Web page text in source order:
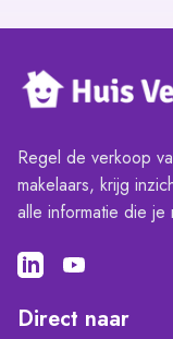
Regel de verkoop
makelaars, krijg
alle informatie die je
Direct naar